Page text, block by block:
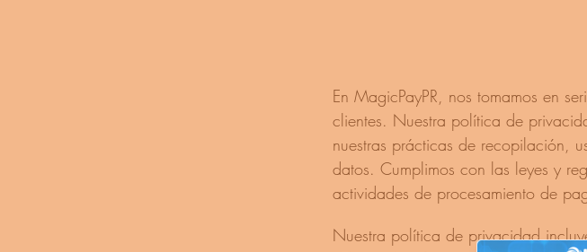
En MagicPayPR, nos tomamos en
clientes. Nuestra política de
nuestras prácticas de recopilación,
datos. Cumplimos con las leyes y
actividades de procesamiento de
Nuestra política de privacidad